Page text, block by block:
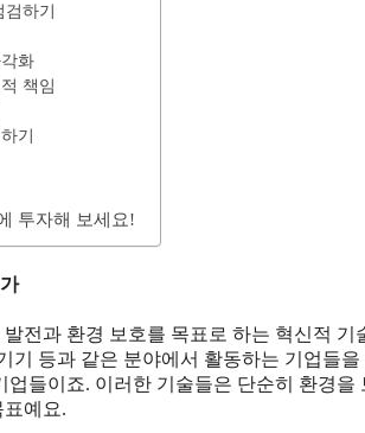
하기
화
책임
기
투자해 보세요!
전과 환경 보호를 목표로 하는 혁신적
기 등과 같은 분야에서 활동하는 기업들
업들이죠. 이러한 기술들은 단순히 환경
예요.